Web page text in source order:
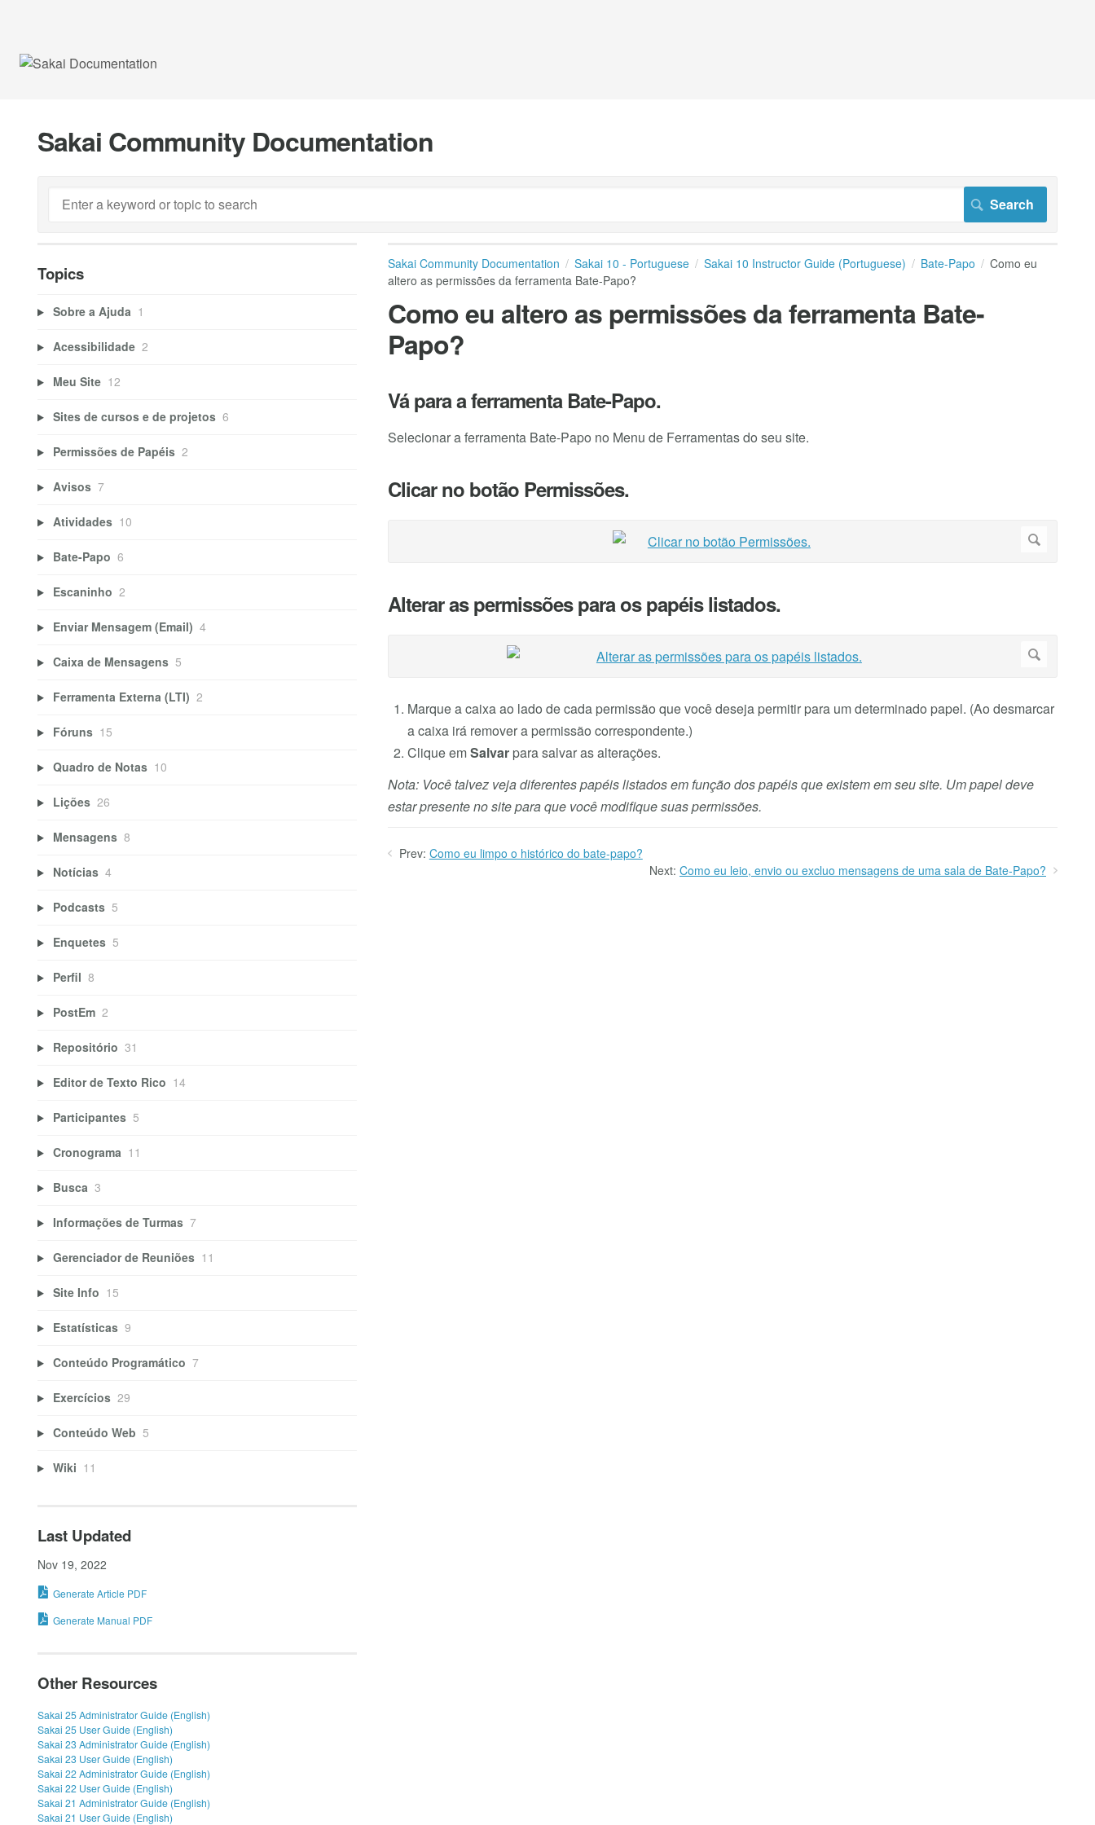
Sakai Community Documentation
Sakai Community Documentation Sakai 10 - Portuguese Sakai 10 Instructor Guide (Portuguese) Bate-Papo
Como eu
altero as permissões da ferramenta Bate-Papo?
Como eu altero as permissões da ferramenta Bate-
Papo?
Vá para a ferramenta Bate-Papo.
Selecionar a ferramenta Bate-Papo no Menu de Ferramentas do seu site.
Clicar no botão Permissões.
Alterar as permissões para os papéis listados.
Marque a caixa ao lado de cada permissão que você deseja permitir para um determinado papel. (Ao desmarcar
a caixa irá remover a permissão correspondente.)
Clique emSalvarpara salvar as alterações.
Nota: Você talvez veja diferentes papéis listados em função dos papéis que existem em seu site. Um papel deve
estar presente no site para que você modifique suas permissões.
Prev: Como eu limpo o histórico do bate-papo?
Next: Como eu leio, envio ou excluo mensagens de uma sala de Bate-Papo?
Topics
Sobre a Ajuda 1
Acessibilidade 2
Meu Site 12
Sites de cursos e de projetos 6
Permissões de Papéis 2
Avisos 7
Atividades 10
Bate-Papo 6
Escaninho 2
Enviar Mensagem (Email) 4
Caixa de Mensagens 5
Ferramenta Externa (LTI) 2
Fóruns 15
Quadro de Notas 10
Lições 26
Mensagens 8
Notícias 4
Podcasts 5
Enquetes 5
Perfil 8
PostEm 2
Repositório 31
Editor de Texto Rico 14
Participantes 5
Cronograma 11
Busca 3
Informações de Turmas 7
Gerenciador de Reuniões 11
Site Info 15
Estatísticas 9
Conteúdo Programático 7
Exercícios 29
Conteúdo Web 5
Wiki 11
Last Updated
Nov 19, 2022
Generate Article PDF
Generate Manual PDF
Other Resources
Sakai 25 Administrator Guide (English)
Sakai 25 User Guide (English)
Sakai 23 Administrator Guide (English)
Sakai 23 User Guide (English)
Sakai 22 Administrator Guide (English)
Sakai 22 User Guide (English)
Sakai 21 Administrator Guide (English)
Sakai 21 User Guide (English)